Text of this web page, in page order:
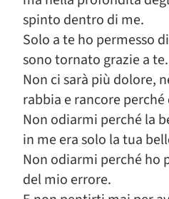
spinto dentro di me.
Solo a te ho permesso
sono tornato grazie a te.
Non ci sarà più dolore,
rabbia e rancore perché
Non odiarmi perché la
in me era solo la tua
Non odiarmi perché ho
del mio errore.